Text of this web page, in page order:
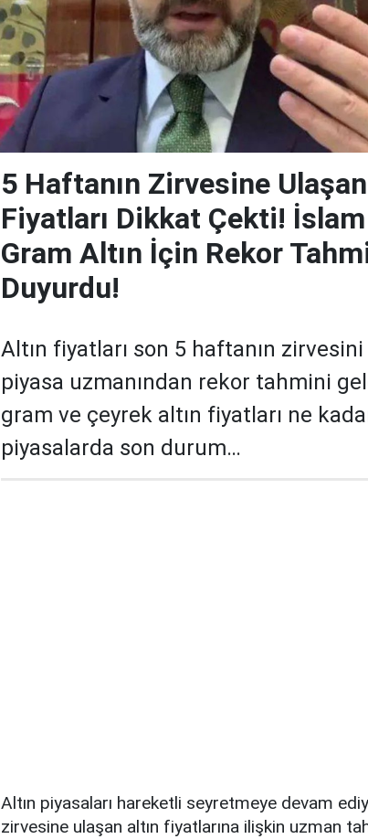
5 Haftanın Zirvesine
Fiyatları Dikkat Çekti!
Gram Altın İçin Rekor
Duyurdu!
Altın fiyatları son 5 haftanın
piyasa uzmanından rekor tahmini
gram ve çeyrek altın fiyatları ne
piyasalarda son durum…
Altın piyasaları hareketli seyretmeye devam
zirvesine ulaşan altın fiyatlarına ilişkin uzman